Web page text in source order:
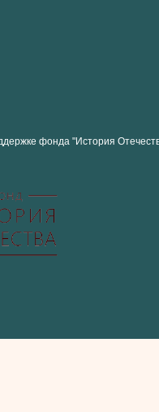
фонда "История